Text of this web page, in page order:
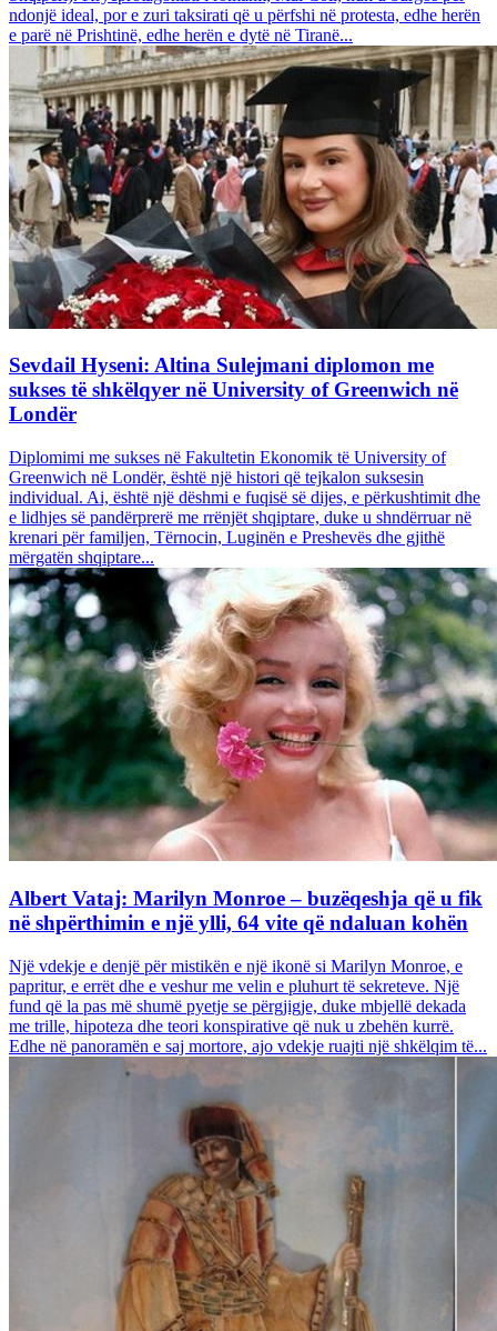
ndonjë ideal, por e zuri taksirati që u përfshi në protesta, edhe herën
e parë në Prishtinë, edhe herën e dytë në Tiranë...
Sevdail Hyseni: Altina Sulejmani diplomon me
sukses të shkëlqyer në University of Greenwich në
Londër
Diplomimi me sukses në Fakultetin Ekonomik të University of
Greenwich në Londër, është një histori që tejkalon suksesin
individual. Ai, është një dëshmi e fuqisë së dijes, e përkushtimit dhe
e lidhjes së pandërprerë me rrënjët shqiptare, duke u shndërruar në
krenari për familjen, Tërnocin, Luginën e Preshevës dhe gjithë
mërgatën shqiptare...
Albert Vataj: Marilyn Monroe – buzëqeshja që u fik
në shpërthimin e një ylli, 64 vite që ndaluan kohën
Një vdekje e denjë për mistikën e një ikonë si Marilyn Monroe, e
papritur, e errët dhe e veshur me velin e pluhurt të sekreteve. Një
fund që la pas më shumë pyetje se përgjigje, duke mbjellë dekada
me trille, hipoteza dhe teori konspirative që nuk u zbehën kurrë.
Edhe në panoramën e saj mortore, ajo vdekje ruajti një shkëlqim të...